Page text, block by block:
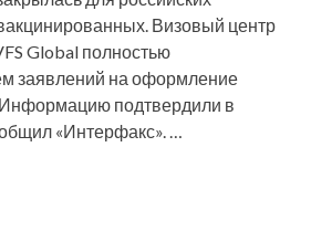
Визовый центр
Global полностью
заявлений на оформление
Информацию подтвердили в
«Интерфакс». …